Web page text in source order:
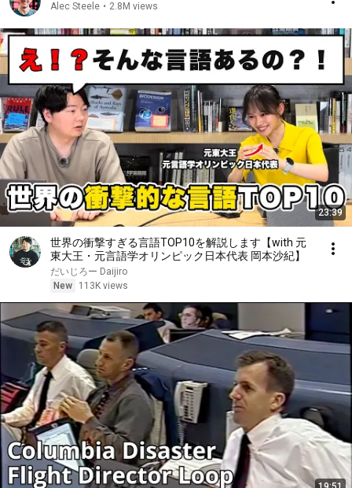
Alec Steele • 2.8M views
23:39
世界の衝撃すぎる言語TOP10を解説します【with 元
東大王・元言語学オリンピック日本代表 岡本沙紀】
だいじろー Daijiro
New
113K views